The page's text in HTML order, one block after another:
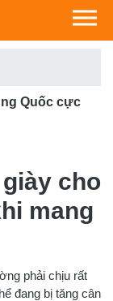
Quốc cực
cho
mang
phải chịu rất
đang bị tăng cân